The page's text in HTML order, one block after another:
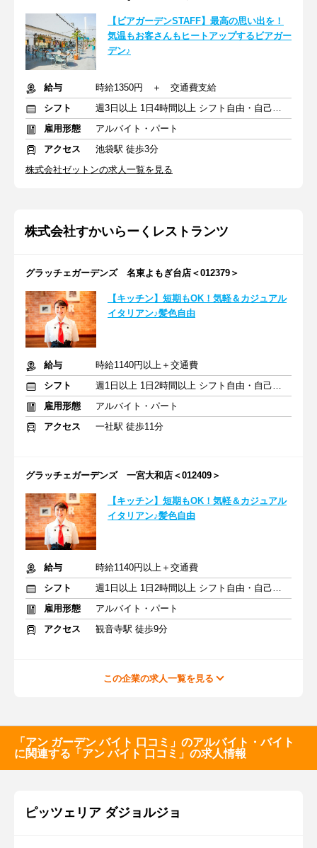
【ビアガーデンSTAFF】最高の思い出を！
気温もお客さんもヒートアップするビアガー
デン♪
給与
時給1350円 ＋ 交通費支給
シフト
週3日以上 1日4時間以上 シフト自由・自己申告
雇用形態
アルバイト・パート
アクセス
池袋駅 徒歩3分
株式会社ゼットンの求人一覧を見る
株式会社すかいらーくレストランツ
グラッチェガーデンズ 名東よもぎ台店＜012379＞
【キッチン】短期もOK！気軽＆カジュアル
イタリアン♪髪色自由
給与
時給1140円以上＋交通費
シフト
週1日以上 1日2時間以上 シフト自由・自己申告
雇用形態
アルバイト・パート
アクセス
一社駅 徒歩11分
グラッチェガーデンズ 一宮大和店＜012409＞
【キッチン】短期もOK！気軽＆カジュアル
イタリアン♪髪色自由
給与
時給1140円以上＋交通費
シフト
週1日以上 1日2時間以上 シフト自由・自己申告
雇用形態
アルバイト・パート
アクセス
観音寺駅 徒歩9分
この企業の求人一覧を見る
「アン ガーデン バイト 口コミ」のアルバイト・バイト
に関連する「アン バイト 口コミ」の求人情報
ピッツェリア ダジョルジョ